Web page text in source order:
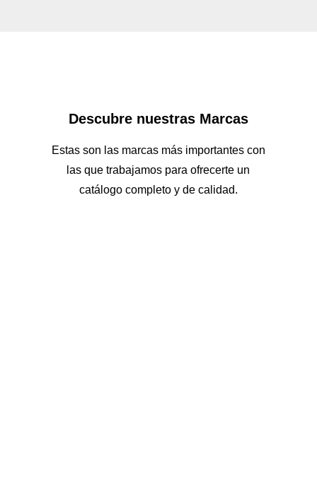
Descubre nuestras Marcas
Estas son las marcas más importantes con
las que trabajamos para ofrecerte un
catálogo completo y de calidad.